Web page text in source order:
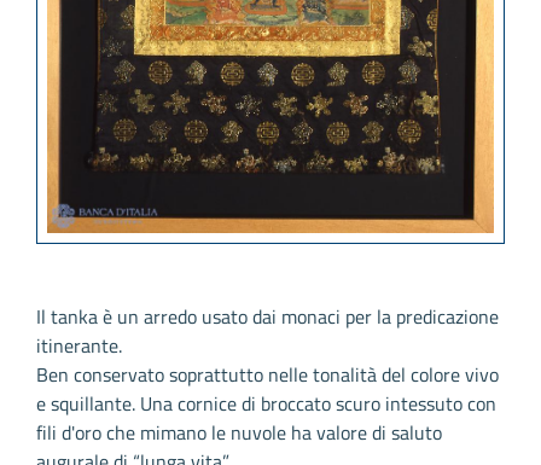
Il tanka è un arredo usato dai monaci per la predicazione
itinerante.
Ben conservato soprattutto nelle tonalità del colore vivo
e squillante. Una cornice di broccato scuro intessuto con
fili d'oro che mimano le nuvole ha valore di saluto